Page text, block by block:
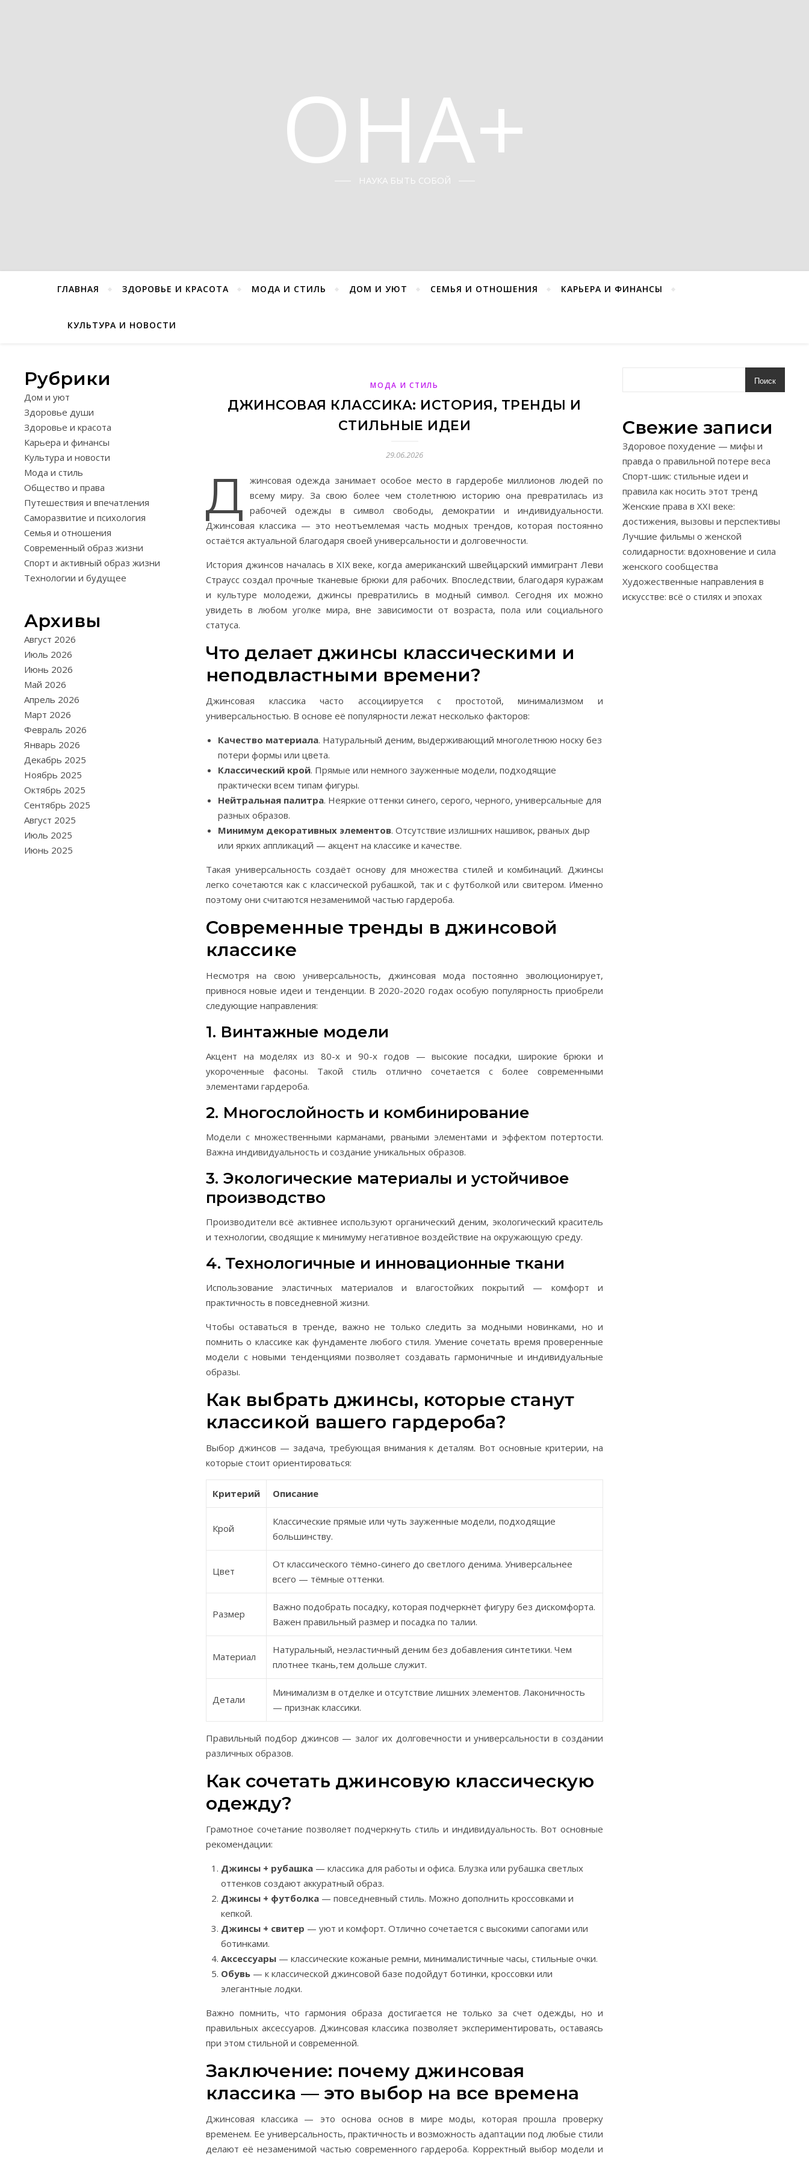
ОНА+
НАУКА БЫТЬ СОБОЙ
ГЛАВНАЯ ЗДОРОВЬЕ И КРАСОТА МОДА И СТИЛЬ ДОМ И УЮТ СЕМЬЯ И ОТНОШЕНИЯ КАРЬЕРА И ФИНАНСЫ
КУЛЬТУРА И НОВОСТИ
Рубрики
Дом и уют
Здоровье души
Здоровье и красота
Карьера и финансы
Культура и новости
Мода и стиль
Общество и права
Путешествия и впечатления
Саморазвитие и психология
Семья и отношения
Современный образ жизни
Спорт и активный образ жизни
Технологии и будущее
Архивы
Август 2026
Июль 2026
Июнь 2026
Май 2026
Апрель 2026
Март 2026
Февраль 2026
Январь 2026
Декабрь 2025
Ноябрь 2025
Октябрь 2025
Сентябрь 2025
Август 2025
Июль 2025
Июнь 2025
МОДА И СТИЛЬ
ДЖИНСОВАЯ КЛАССИКА: ИСТОРИЯ, ТРЕНДЫ И
СТИЛЬНЫЕ ИДЕИ
29.06.2026
Д жинсовая одежда занимает особое место в гардеробе миллионов людей по
всему миру. За свою более чем столетнюю историю она превратилась из
рабочей одежды в символ свободы, демократии и индивидуальности.
Джинсовая классика — это неотъемлемая часть модных трендов, которая постоянно
остаётся актуальной благодаря своей универсальности и долговечности.
История джинсов началась в XIX веке, когда американский швейцарский иммигрант Леви
Страусс создал прочные тканевые брюки для рабочих. Впоследствии, благодаря куражам
и культуре молодежи, джинсы превратились в модный символ. Сегодня их можно
увидеть в любом уголке мира, вне зависимости от возраста, пола или социального
статуса.
Что делает джинсы классическими и
неподвластными времени?
Джинсовая классика часто ассоциируется с простотой, минимализмом и
универсальностью. В основе её популярности лежат несколько факторов:
Качество материала. Натуральный деним, выдерживающий многолетнюю носку без
потери формы или цвета.
Классический крой. Прямые или немного зауженные модели, подходящие
практически всем типам фигуры.
Нейтральная палитра. Неяркие оттенки синего, серого, черного, универсальные для
разных образов.
Минимум декоративных элементов. Отсутствие излишних нашивок, рваных дыр
или ярких аппликаций — акцент на классике и качестве.
Такая универсальность создаёт основу для множества стилей и комбинаций. Джинсы
легко сочетаются как с классической рубашкой, так и с футболкой или свитером. Именно
поэтому они считаются незаменимой частью гардероба.
Современные тренды в джинсовой
классике
Несмотря на свою универсальность, джинсовая мода постоянно эволюционирует,
привнося новые идеи и тенденции. В 2020-2020 годах особую популярность приобрели
следующие направления:
1. Винтажные модели
Акцент на моделях из 80-х и 90-х годов — высокие посадки, широкие брюки и
укороченные фасоны. Такой стиль отлично сочетается с более современными
элементами гардероба.
2. Многослойность и комбинирование
Модели с множественными карманами, рваными элементами и эффектом потертости.
Важна индивидуальность и создание уникальных образов.
3. Экологические материалы и устойчивое
производство
Производители всё активнее используют органический деним, экологический краситель
и технологии, сводящие к минимуму негативное воздействие на окружающую среду.
4. Технологичные и инновационные ткани
Использование эластичных материалов и влагостойких покрытий — комфорт и
практичность в повседневной жизни.
Чтобы оставаться в тренде, важно не только следить за модными новинками, но и
помнить о классике как фундаменте любого стиля. Умение сочетать время проверенные
модели с новыми тенденциями позволяет создавать гармоничные и индивидуальные
образы.
Как выбрать джинсы, которые станут
классикой вашего гардероба?
Выбор джинсов — задача, требующая внимания к деталям. Вот основные критерии, на
которые стоит ориентироваться:
Критерий Описание
Крой
Классические прямые или чуть зауженные модели, подходящие
большинству.
Цвет
От классического тёмно-синего до светлого денима. Универсальнее
всего — тёмные оттенки.
Размер
Важно подобрать посадку, которая подчеркнёт фигуру без дискомфорта.
Важен правильный размер и посадка по талии.
Материал
Натуральный, неэластичный деним без добавления синтетики. Чем
плотнее ткань,тем дольше служит.
Детали
Минимализм в отделке и отсутствие лишних элементов. Лаконичность
— признак классики.
Правильный подбор джинсов — залог их долговечности и универсальности в создании
различных образов.
Как сочетать джинсовую классическую
одежду?
Грамотное сочетание позволяет подчеркнуть стиль и индивидуальность. Вот основные
рекомендации:
Джинсы + рубашка — классика для работы и офиса. Блузка или рубашка светлых
оттенков создают аккуратный образ.
Джинсы + футболка — повседневный стиль. Можно дополнить кроссовками и
кепкой.
Джинсы + свитер — уют и комфорт. Отлично сочетается с высокими сапогами или
ботинками.
Аксессуары — классические кожаные ремни, минималистичные часы, стильные очки.
Обувь — к классической джинсовой базе подойдут ботинки, кроссовки или
элегантные лодки.
Важно помнить, что гармония образа достигается не только за счет одежды, но и
правильных аксессуаров. Джинсовая классика позволяет экспериментировать, оставаясь
при этом стильной и современной.
Заключение: почему джинсовая
классика — это выбор на все времена
Джинсовая классика — это основа основ в мире моды, которая прошла проверку
временем. Ее универсальность, практичность и возможность адаптации под любые стили
делают её незаменимой частью современного гардероба. Корректный выбор модели и
Поиск
Свежие записи
Здоровое похудение — мифы и
правда о правильной потере веса
Спорт-шик: стильные идеи и
правила как носить этот тренд
Женские права в XXI веке:
достижения, вызовы и перспективы
Лучшие фильмы о женской
солидарности: вдохновение и сила
женского сообщества
Художественные направления в
искусстве: всё о стилях и эпохах